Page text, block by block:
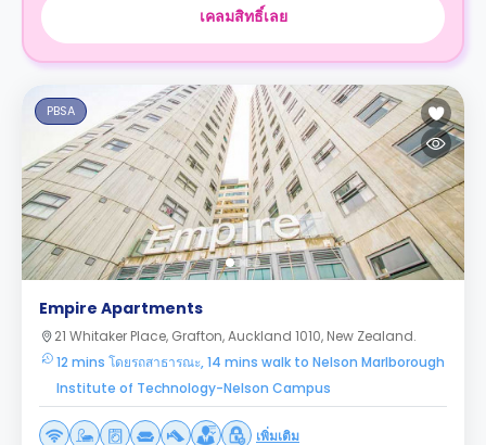
เคลมสิทธิ์เลย
PBSA
Empire Apartments
21 Whitaker Place, Grafton, Auckland 1010, New Zealand.
12 mins โดยรถสาธารณะ, 14 mins walk to Nelson Marlborough
Institute of Technology-Nelson Campus
เพิ่มเติม